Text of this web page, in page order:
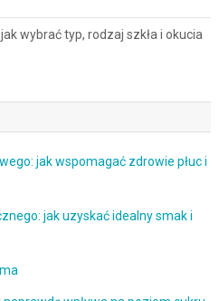
wybrać typ, rodzaj szkła i okucia
jak wspomagać zdrowie płuc i
jak uzyskać idealny smak i